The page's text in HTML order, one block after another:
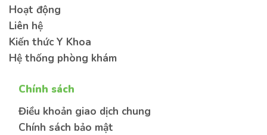
Hoạt động
Liên hệ
Kiến thức Y Khoa
Hệ thống phòng khám
Chính sách
Điều khoản giao dịch chung
Chính sách bảo mật
Gửi thông tin